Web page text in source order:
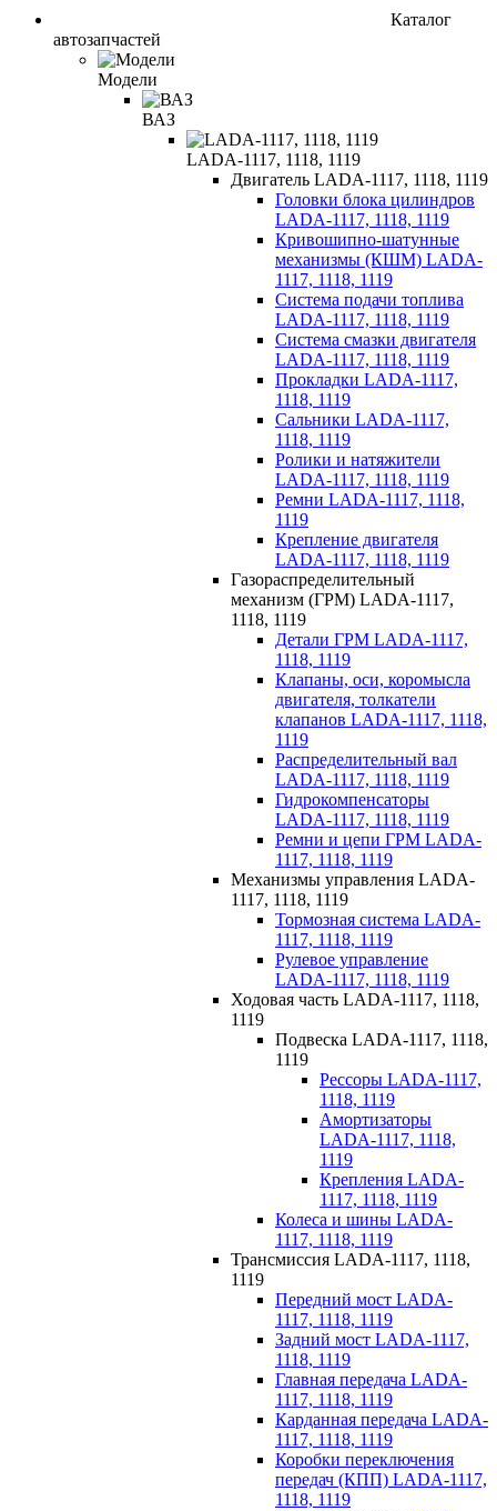
Каталог
автозапчастей
Модели
ВАЗ
LADA-1117, 1118, 1119
Двигатель LADA-1117, 1118, 1119
Головки блока цилиндров
LADA-1117, 1118, 1119
Кривошипно-шатунные
механизмы (КШМ) LADA-
1117, 1118, 1119
Система подачи топлива
LADA-1117, 1118, 1119
Система смазки двигателя
LADA-1117, 1118, 1119
Прокладки LADA-1117,
1118, 1119
Сальники LADA-1117,
1118, 1119
Ролики и натяжители
LADA-1117, 1118, 1119
Ремни LADA-1117, 1118,
1119
Крепление двигателя
LADA-1117, 1118, 1119
Газораспределительный
механизм (ГРМ) LADA-1117,
1118, 1119
Детали ГРМ LADA-1117,
1118, 1119
Клапаны, оси, коромысла
двигателя, толкатели
клапанов LADA-1117, 1118,
1119
Распределительный вал
LADA-1117, 1118, 1119
Гидрокомпенсаторы
LADA-1117, 1118, 1119
Ремни и цепи ГРМ LADA-
1117, 1118, 1119
Механизмы управления LADA-
1117, 1118, 1119
Тормозная система LADA-
1117, 1118, 1119
Рулевое управление
LADA-1117, 1118, 1119
Ходовая часть LADA-1117, 1118,
1119
Подвеска LADA-1117, 1118,
1119
Рессоры LADA-1117,
1118, 1119
Амортизаторы
LADA-1117, 1118,
1119
Крепления LADA-
1117, 1118, 1119
Колеса и шины LADA-
1117, 1118, 1119
Трансмиссия LADA-1117, 1118,
1119
Передний мост LADA-
1117, 1118, 1119
Задний мост LADA-1117,
1118, 1119
Главная передача LADA-
1117, 1118, 1119
Карданная передача LADA-
1117, 1118, 1119
Коробки переключения
передач (КПП) LADA-1117,
1118, 1119